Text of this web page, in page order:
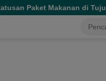
di Tujuh Masjid Kota Ternate